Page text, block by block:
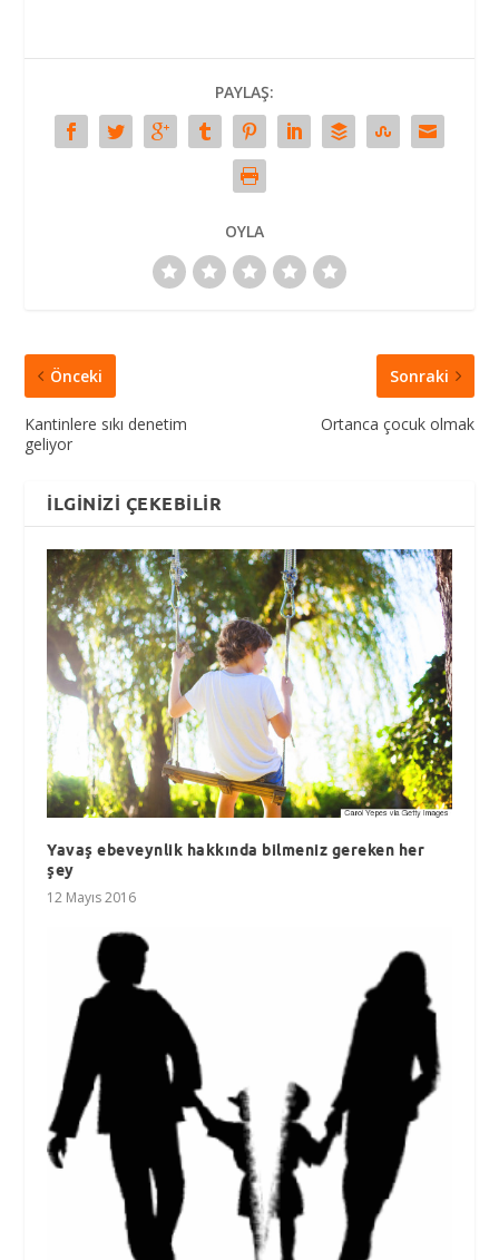
PAYLAŞ:
OYLA
Önceki
Kantinlere sıkı denetim
geliyor
Sonraki
Ortanca çocuk olmak
İLGINIZI ÇEKEBILIR
Yavaş ebeveynlik hakkında bilmeniz gereken her
şey
12 Mayıs 2016